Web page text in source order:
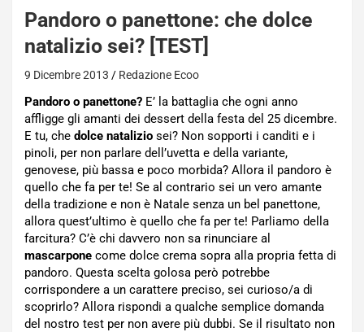
Pandoro o panettone: che dolce
natalizio sei? [TEST]
9 Dicembre 2013 Redazione Ecoo
Pandoro o panettone? E’ la battaglia che ogni anno
affligge gli amanti dei dessert della festa del 25 dicembre.
E tu, che dolce natalizio sei? Non sopporti i canditi e i
pinoli, per non parlare dell’uvetta e della variante,
genovese, più bassa e poco morbida? Allora il pandoro è
quello che fa per te! Se al contrario sei un vero amante
della tradizione e non è Natale senza un bel panettone,
allora quest’ultimo è quello che fa per te! Parliamo della
farcitura? C’è chi davvero non sa rinunciare al
mascarpone come dolce crema sopra alla propria fetta di
pandoro. Questa scelta golosa però potrebbe
corrispondere a un carattere preciso, sei curioso/a di
scoprirlo? Allora rispondi a qualche semplice domanda
del nostro test per non avere più dubbi. Se il risultato non